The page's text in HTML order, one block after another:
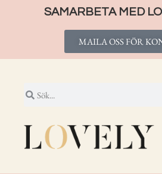
SAMARBETA MED
MAILA OSS FÖR